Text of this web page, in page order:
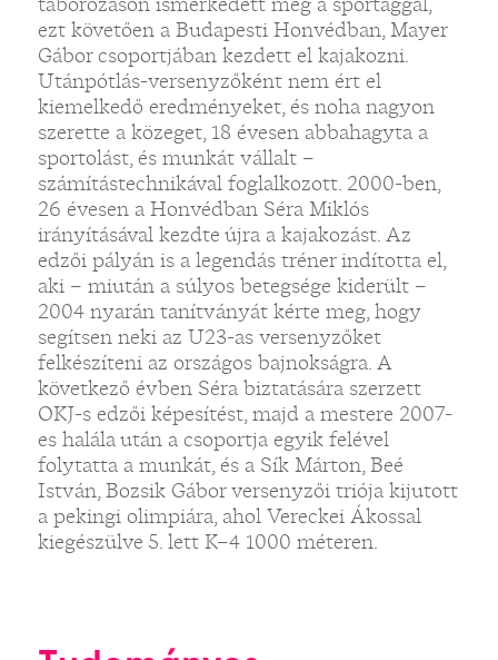
ezt követően a Budapesti Honvédban, Mayer
Gábor csoportjában kezdett el kajakozni.
Utánpótlás-versenyzőként nem ért el
kiemelkedő eredményeket, és noha nagyon
szerette a közeget, 18 évesen abbahagyta a
sportolást, és munkát vállalt –
számítástechnikával foglalkozott. 2000-ben,
26 évesen a Honvédban Séra Miklós
irányításával kezdte újra a kajakozást. Az
edzői pályán is a legendás tréner indította el,
aki – miután a súlyos betegsége kiderült –
2004 nyarán tanítványát kérte meg, hogy
segítsen neki az U23-as versenyzőket
felkészíteni az országos bajnokságra. A
következő évben Séra biztatására szerzett
OKJ-s edzői képesítést, majd a mestere 2007-
es halála után a csoportja egyik felével
folytatta a munkát, és a Sík Márton, Beé
István, Bozsik Gábor versenyzői triója kijutott
a pekingi olimpiára, ahol Vereckei Ákossal
kiegészülve 5. lett K–4 1000 méteren.